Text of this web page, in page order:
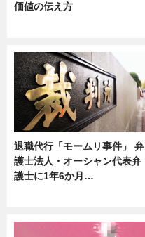
価値の伝え方
退職代行「モームリ事件」 弁
護士法人・オーシャン代表弁
護士に1年6か月…